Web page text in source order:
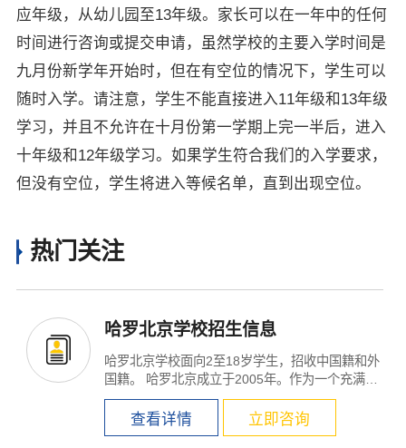
应年级，从幼儿园至13年级。家长可以在一年中的任何
时间进行咨询或提交申请，虽然学校的主要入学时间是
九月份新学年开始时，但在有空位的情况下，学生可以
随时入学。请注意，学生不能直接进入11年级和13年级
学习，并且不允许在十月份第一学期上完一半后，进入
十年级和12年级学习。如果学生符合我们的入学要求，
但没有空位，学生将进入等候名单，直到出现空位。
热门关注
哈罗北京学校招生信息
哈罗北京学校面向2至18岁学生，招收中国籍和外
国籍。 哈罗北京成立于2005年。作为一个充满活
力的社...
查看详情 立即咨询
×